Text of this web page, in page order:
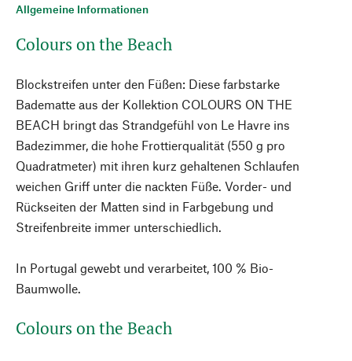
Allgemeine Informationen
Colours on the Beach
Blockstreifen unter den Füßen: Diese farbstarke
Badematte aus der Kollektion COLOURS ON THE
BEACH bringt das Strandgefühl von Le Havre ins
Badezimmer, die hohe Frottierqualität (550 g pro
Quadratmeter) mit ihren kurz gehaltenen Schlaufen
weichen Griff unter die nackten Füße. Vorder- und
Rückseiten der Matten sind in Farbgebung und
Streifenbreite immer unterschiedlich.
In Portugal gewebt und verarbeitet, 100 % Bio-
Baumwolle.
Colours on the Beach